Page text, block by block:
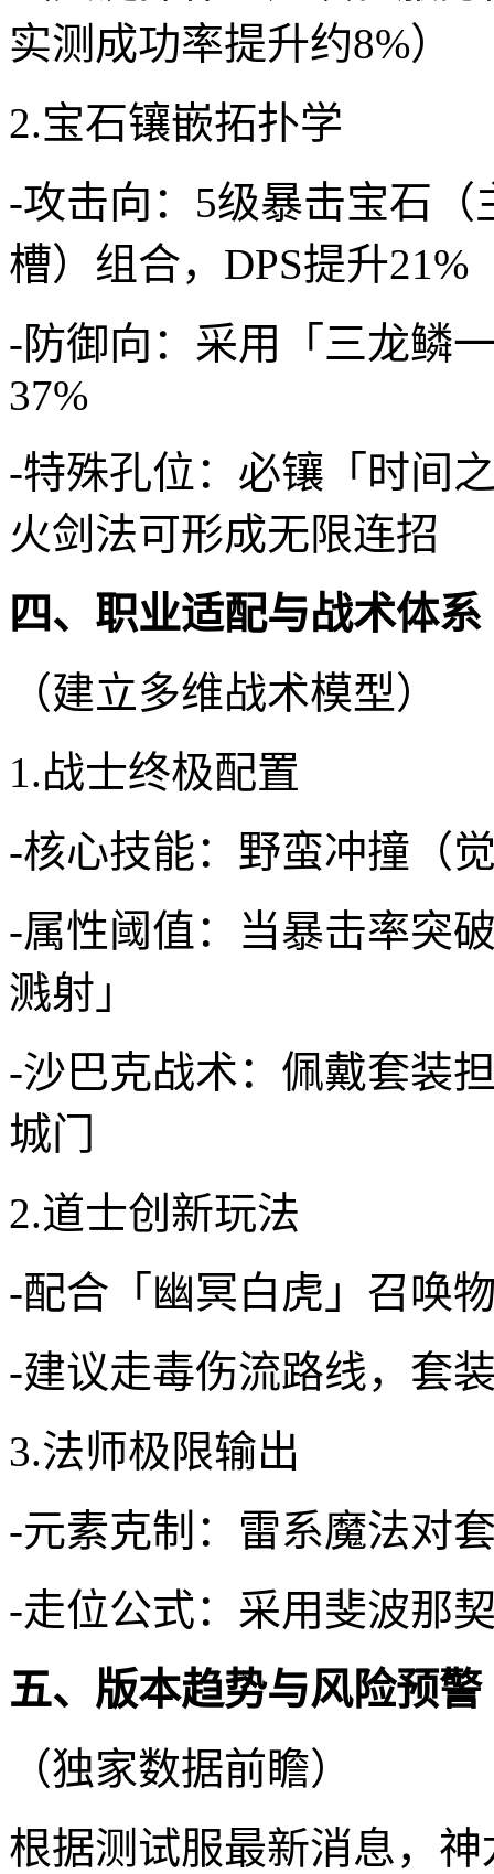
实测成功率提升约8%）
2.宝石镶嵌拓扑学
-攻击向：5级暴击宝石
槽）组合，DPS提升21%
-防御向：采用「三龙鳞
37%
-特殊孔位：必镶「时间
火剑法可形成无限连招
四、职业适配与战术体系
（建立多维战术模型）
1.战士终极配置
-核心技能：野蛮冲撞（
-属性阈值：当暴击率突
溅射」
-沙巴克战术：佩戴套装
城门
2.道士创新玩法
-配合「幽冥白虎」召唤
-建议走毒伤流路线，套
3.法师极限输出
-元素克制：雷系魔法对
-走位公式：采用斐波那
五、版本趋势与风险预警
（独家数据前瞻）
根据测试服最新消息，